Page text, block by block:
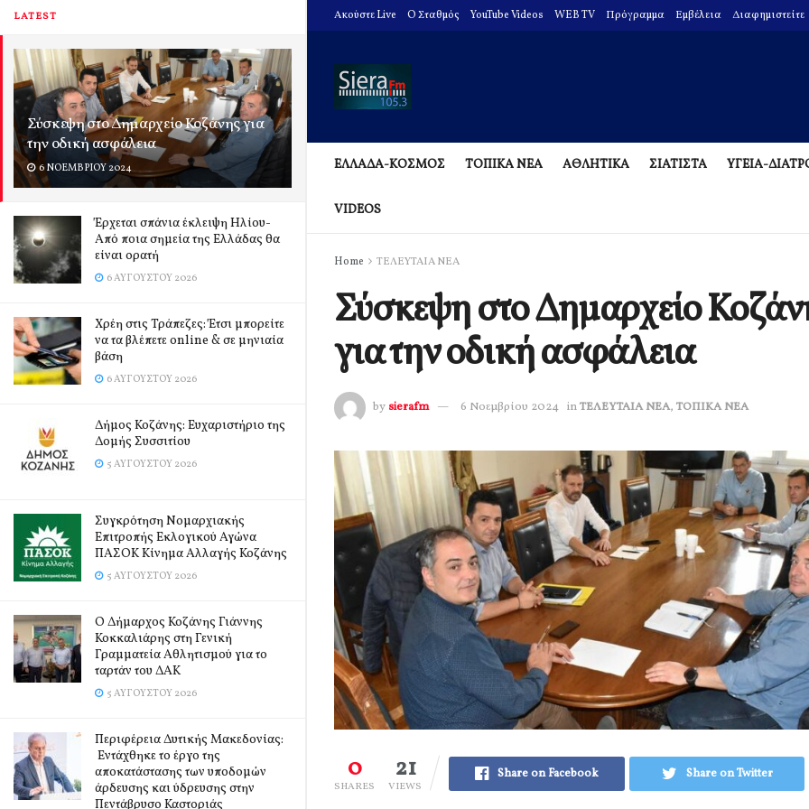
LATEST
Σύσκεψη στο Δημαρχείο Κοζάνης για
την οδική ασφάλεια
6 ΝΟΕΜΒΡΊΟΥ 2024
Έρχεται σπάνια έκλειψη Ηλίου-
Από ποια σημεία της Ελλάδας θα
είναι ορατή
6 ΑΥΓΟΎΣΤΟΥ 2026
Χρέη στις Τράπεζες: Έτσι μπορείτε
να τα βλέπετε online & σε μηνιαία
βάση
6 ΑΥΓΟΎΣΤΟΥ 2026
Δήμος Κοζάνης: Ευχαριστήριο της
Δομής Συσσιτίου
5 ΑΥΓΟΎΣΤΟΥ 2026
Συγκρότηση Νομαρχιακής
Επιτροπής Εκλογικού Αγώνα
ΠΑΣΟΚ Κίνημα Αλλαγής Κοζάνης
5 ΑΥΓΟΎΣΤΟΥ 2026
Ο Δήμαρχος Κοζάνης Γιάννης
Κοκκαλιάρης στη Γενική
Γραμματεία Αθλητισμού για το
ταρτάν του ΔΑΚ
5 ΑΥΓΟΎΣΤΟΥ 2026
Περιφέρεια Δυτικής Μακεδονίας:
Εντάχθηκε το έργο της
αποκατάστασης των υποδομών
άρδευσης και ύδρευσης στην
Πεντάβρυσο Καστοριάς
Ακούστε Live O Σταθμός YouTube Videos WEB TV Πρόγραμμα Εμβέλεια Διαφημιστείτε
ΕΛΛΑΔΑ-ΚΟΣΜΟΣ ΤΟΠΙΚΑ ΝΕΑ ΑΘΛΗΤΙΚΑ ΣΙΑΤΙΣΤΑ ΥΓΕΙΑ-
VIDEOS
Home ΤΕΛΕΥΤΑΙΑ ΝΕΑ
Σύσκεψη στο Δημαρχείο
για την οδική ασφάλεια
by sierafm 6 Νοεμβρίου 2024 inΤΕΛΕΥΤΑΙΑ ΝΕΑ, ΤΟΠΙΚΑ ΝΕΑ
0
SHARES
21
VIEWS
Share on Facebook Share on Twitter